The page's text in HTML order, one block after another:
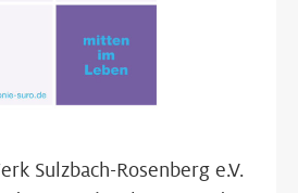
Sulzbach-Rosenberg e.V.